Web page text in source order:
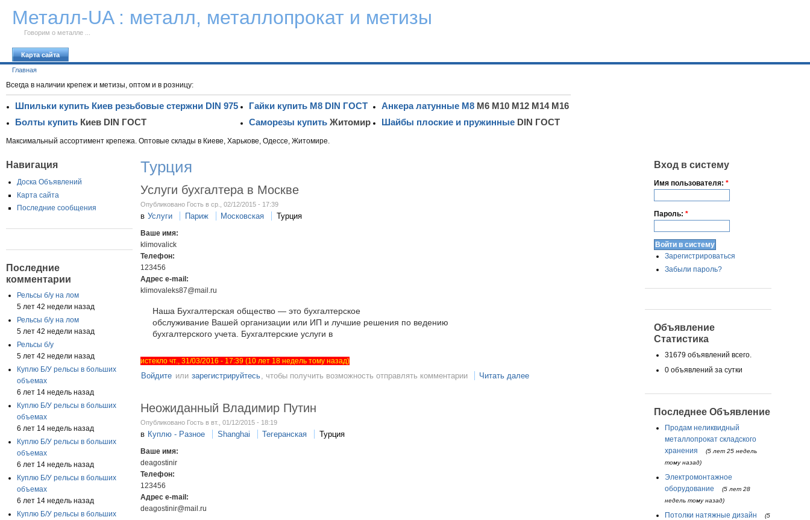
Металл-UA : металл, металлопрокат и метизы
Говорим о металле ...
Карта сайта
Главная
Всегда в наличии крепеж и метизы, оптом и в розницу:
Шпильки купить Киев резьбовые стержни DIN 975
Болты купитьКиев DIN ГОСТ
Гайки купить М8 DIN ГОСТ
Саморезы купитьЖитомир
Анкера латунные М8М6 М10 М12 М14 М16
Шайбы плоские и пружинныеDIN ГОСТ
Максимальный ассортимент крепежа. Оптовые склады в Киеве, Харькове, Одессе, Житомире.
Навигация
Доска Объявлений
Карта сайта
Последние сообщения
Последние
комментарии
Рельсы б/у на лом
5 лет 42 недели назад
Рельсы б/у на лом
5 лет 42 недели назад
Рельсы б/у
5 лет 42 недели назад
Куплю Б/У рельсы в больших
объемах
6 лет 14 недель назад
Куплю Б/У рельсы в больших
объемах
6 лет 14 недель назад
Куплю Б/У рельсы в больших
объемах
6 лет 14 недель назад
Куплю Б/У рельсы в больших
объемах
6 лет 14 недель назад
Куплю Б/У рельсы в больших
Турция
Услуги бухгалтера в Москве
Опубликовано Гость в ср., 02/12/2015 - 17:39
в Услуги Париж Московская Турция
Ваше имя:
klimovalick
Телефон:
123456
Адрес e-mail:
klimovaleks87@mail.ru
Наша Бухгалтерская общество — это бухгалтерское
обслуживание Вашей организации или ИП и лучшие решения по ведению
бухгалтерского учета. Бухгалтерские услуги в
истекло чт., 31/03/2016 - 17:39 (10 лет 18 недель тому назад)
Войдите или зарегистрируйтесь , чтобы получить возможность отправлять комментарии Читать далее
Неожиданный Владимир Путин
Опубликовано Гость в вт., 01/12/2015 - 18:19
в Куплю - Разное Shanghai Тегеранская Турция
Ваше имя:
deagostinir
Телефон:
123456
Адрес e-mail:
deagostinir@mail.ru
Вход в систему
Имя пользователя: *
Пароль: *
Зарегистрироваться
Забыли пароль?
Объявление
Статистика
31679 объявлений всего.
0 объявлений за сутки
Последнее Объявление
Продам неликвидный
металлопрокат складского
хранения
(5 лет 25 недель
тому назад)
Электромонтажное
оборудование
(5 лет 28
недель тому назад)
Потолки натяжные дизайн
(5